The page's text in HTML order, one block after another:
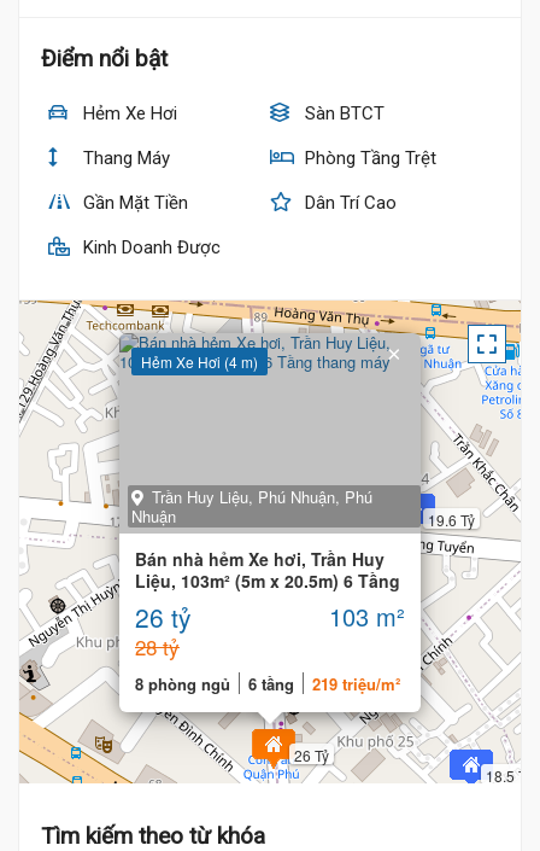
Điểm nổi bật
Hẻm Xe Hơi Sàn BTCT
Thang Máy Phòng Tầng Trệt
Gần Mặt Tiền Dân Trí Cao
Kinh Doanh Được
26 Tỷ
19.6 Tỷ
18.8 Tỷ
18.5 Tỷ
Hẻm Xe Hơi (4 m)
Trần Huy Liệu, Phú Nhuận, Phú
Nhuận
Bán nhà hẻm Xe hơi, Trần Huy
Liệu, 103m² (5m x 20.5m) 6 Tầng
thang máy
26 tỷ 103 m²
28 tỷ
8 phòng ngủ 6 tầng 219 triệu/m²
×
Tìm kiếm theo từ khóa